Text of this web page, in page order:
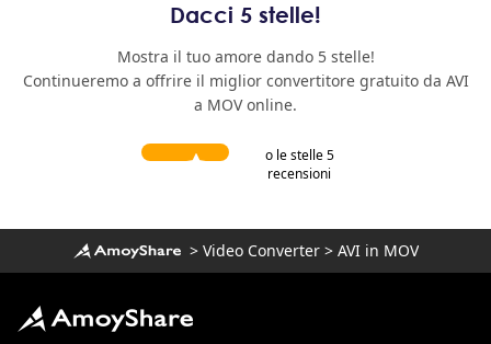
Dacci 5 stelle!
Mostra il tuo amore dando 5 stelle!
Continueremo a offrire il miglior convertitore gratuito da AVI
a MOV online.
o le stelle 5
recensioni
> Video Converter> AVI in MOV